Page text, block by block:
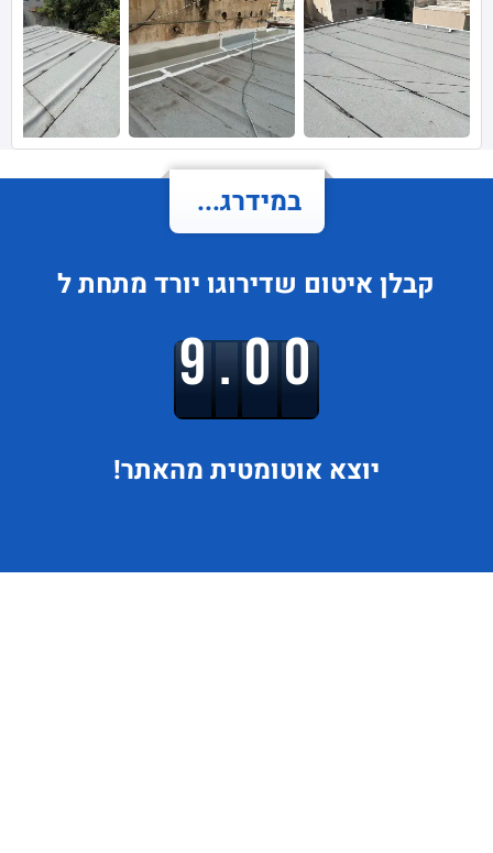
במידרג...
קבלן איטום שדירוגו יורד מתחת ל
9.00
יוצא אוטומטית מהאתר!